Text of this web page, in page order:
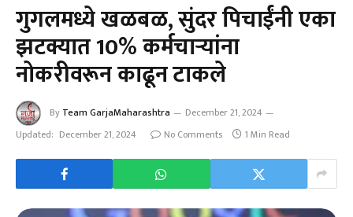
गुगलमध्ये खळबळ, सुंदर पिचाईंनी एका
झटक्यात 10% कर्मचाऱ्यांना
नोकरीवरून काढून टाकले
By Team GarjaMaharashtra
December 21, 2024
Updated: December 21, 2024 No Comments 1 Min Read